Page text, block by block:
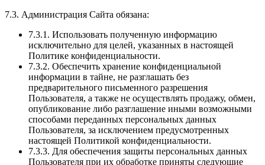
7.3. Администрация Сайта обязана:
7.3.1. Использовать полученную информацию
исключительно для целей, указанных в настоящей
Политике конфиденциальности.
7.3.2. Обеспечить хранение конфиденциальной
информации в тайне, не разглашать без
предварительного письменного разрешения
Пользователя, а также не осуществлять продажу, обмен,
опубликование либо разглашение иными возможными
способами переданных персональных данных
Пользователя, за исключением предусмотренных
настоящей Политикой конфиденциальности.
7.3.3. Для обеспечения защиты персональных данных
Пользователя при их обработке приняты следующие